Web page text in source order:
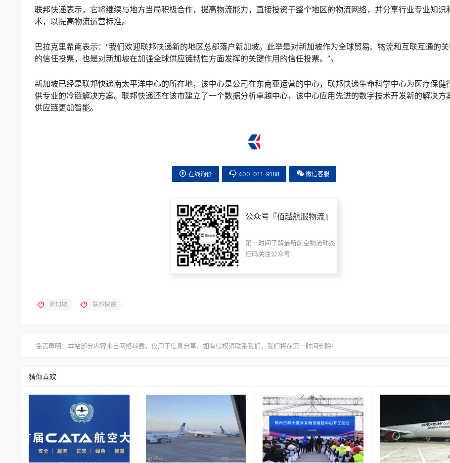
联邦快递表示，它将继续与地方当局积极合作，提高物流能力，直接投资于整个地区的物流网络，并分享行业专业知识
术，以提高物流运营标准。
巴拉克里希南表示：“我们欢迎联邦快递新的地区总部落户新加坡。此举是对新加坡作为全球贸易、物流和互联互通的
的信任投票，也是对新加坡在加强全球供应链韧性方面发挥的关键作用的信任投票。”。
新加坡已经是联邦快递南太平洋中心的所在地，该中心是公司在东南亚运营的中心，联邦快递生命科学中心为医疗保健
供专业的冷链解决方案。联邦快递还在该市建立了一个数据分析卓越中心，该中心应用先进的数字技术开发新的解决方
供应链更加智能。
在线询价 400-011-9188 微信客服
公众号『佰越航服物流』
第一时间了解最新航空物流动态
扫码关注公众号
新加坡 联邦快递
免责声明：本站部分内容来自网络转载，仅用于信息分享，如有侵权请联系我们，我们将在第一时间删除！
猜你喜欢